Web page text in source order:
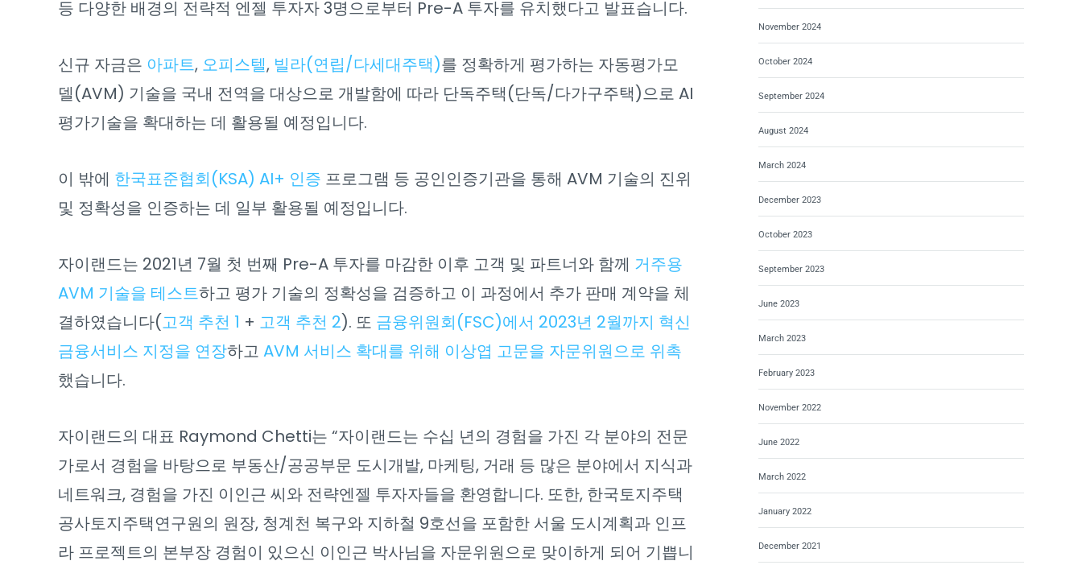
등 다양한 배경의 전략적 엔젤 투자자 3명으로부터 Pre-A 투자를 유치했다고 발표습니다.
신규 자금은 아파트, 오피스텔, 빌라(연립/다세대주택)를 정확하게 평가하는 자동평가모
델(AVM) 기술을 국내 전역을 대상으로 개발함에 따라 단독주택(단독/다가구주택)으로 AI
평가기술을 확대하는 데 활용될 예정입니다.
이 밖에 한국표준협회(KSA) AI+ 인증 프로그램 등 공인인증기관을 통해 AVM 기술의 진위
및 정확성을 인증하는 데 일부 활용될 예정입니다.
자이랜드는 2021년 7월 첫 번째 Pre-A 투자를 마감한 이후 고객 및 파트너와 함께 거주용
AVM 기술을 테스트하고 평가 기술의 정확성을 검증하고 이 과정에서 추가 판매 계약을 체
결하였습니다(고객 추천 1 + 고객 추천 2). 또 금융위원회(FSC)에서 2023년 2월까지 혁신
금융서비스 지정을 연장하고 AVM 서비스 확대를 위해 이상엽 고문을 자문위원으로 위촉
했습니다.
자이랜드의 대표 Raymond Chetti는 “자이랜드는 수십 년의 경험을 가진 각 분야의 전문
가로서 경험을 바탕으로 부동산/공공부문 도시개발, 마케팅, 거래 등 많은 분야에서 지식과
네트워크, 경험을 가진 이인근 씨와 전략엔젤 투자자들을 환영합니다. 또한, 한국토지주택
공사토지주택연구원의 원장, 청계천 복구와 지하철 9호선을 포함한 서울 도시계획과 인프
라 프로젝트의 본부장 경험이 있으신 이인근 박사님을 자문위원으로 맞이하게 되어 기쁩니
November 2024
October 2024
September 2024
August 2024
March 2024
December 2023
October 2023
September 2023
June 2023
March 2023
February 2023
November 2022
June 2022
March 2022
January 2022
December 2021